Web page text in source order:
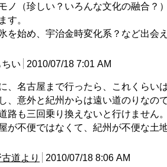
ノ（珍しい？いろんな文化の融合？
す。
を始め、宇治金時変化系？など出会
ちい
2010/07/18 7:01 AM
、名古屋まで行ったら、これくらい
、意外と紀州からは遠い道のりなの
路も三回乗り換えないと行けません
が不便ではなくて、紀州が不便な土
道より
2010/07/18 8:06 AM